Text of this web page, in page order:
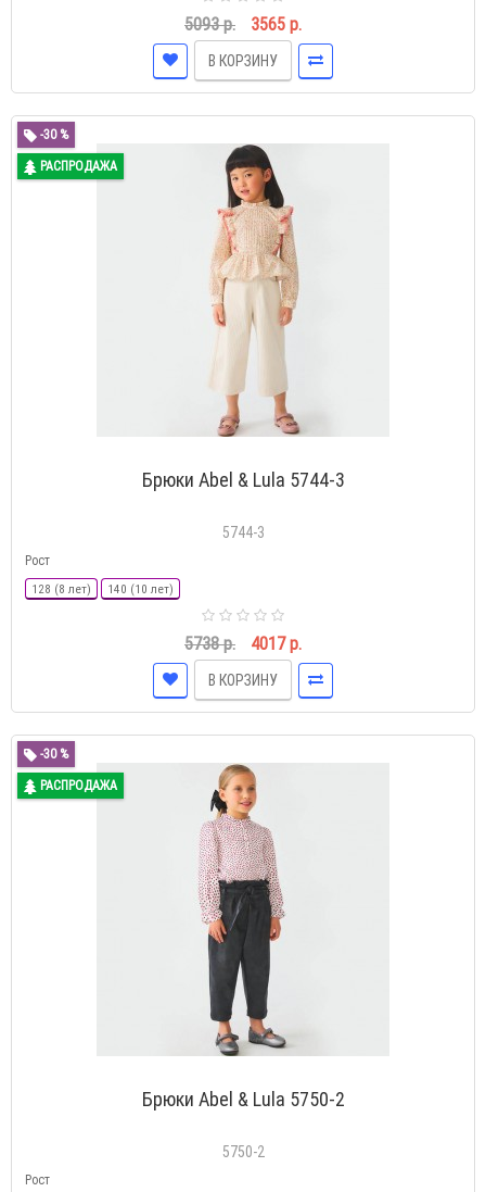
5093 р. 3565 р.
В КОРЗИНУ
-30 %
РАСПРОДАЖА
Брюки Abel & Lula 5744-3
5744-3
Рост
128 (8 лет) 140 (10 лет)
5738 р. 4017 р.
В КОРЗИНУ
-30 %
РАСПРОДАЖА
Брюки Abel & Lula 5750-2
5750-2
Рост